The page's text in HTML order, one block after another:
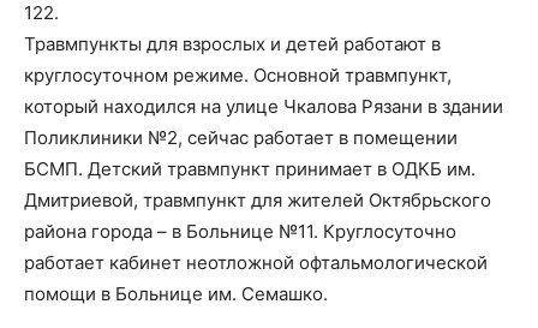
122.
Травмпункты для взрослых и детей работают в
круглосуточном режиме. Основной травмпункт,
который находился на улице Чкалова Рязани в здании
Поликлиники №2, сейчас работает в помещении
БСМП. Детский травмпункт принимает в ОДКБ им.
Дмитриевой, травмпункт для жителей Октябрьского
района города – в Больнице №11. Круглосуточно
работает кабинет неотложной офтальмологической
помощи в Больнице им. Семашко.